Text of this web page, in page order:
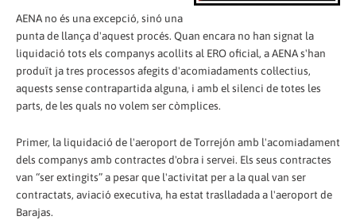
AENA no és una excepció, sinó una
punta de llança d'aquest procés. Quan encara no han signat la
liquidació tots els companys acollits al ERO oficial, a AENA s'han
produït ja tres processos afegits d'acomiadaments col·lectius,
aquests sense contrapartida alguna, i amb el silenci de totes les
parts, de les quals no volem ser còmplices.
Primer, la liquidació de l'aeroport de Torrejón amb l'acomiadament
dels companys amb contractes d'obra i servei. Els seus contractes
van “ser extingits” a pesar que l'activitat per a la qual van ser
contractats, aviació executiva, ha estat traslladada a l'aeroport de
Barajas.